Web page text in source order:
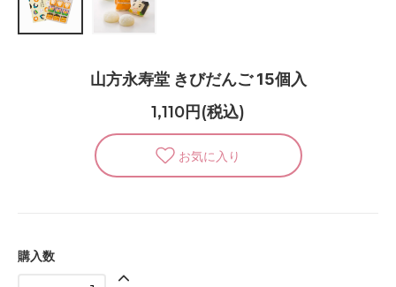
山方永寿堂 きびだんご 15個入
1,110円(税込)
購入数